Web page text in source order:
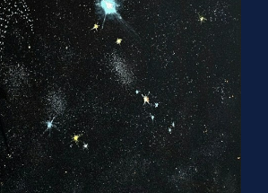
и бесконечность